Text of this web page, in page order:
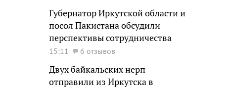
Губернатор Иркутской области и
посол Пакистана обсудили
перспективы сотрудничества
15:11 6 отзывов
Двух байкальских нерп
отправили из Иркутска в